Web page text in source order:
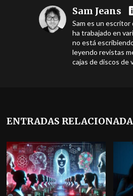
Sam Jeans
Sam es un
ha trabajado en
no está
leyendo revistas
cajas de discos de
ENTRADAS